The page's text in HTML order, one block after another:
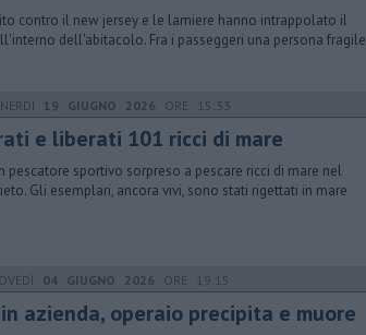
contro il new jersey e le lamiere hanno intrappolato il
dell'abitacolo. Fra i passeggeri una persona fragile
19 GIUGNO 2026 ORE 15:33
e liberati 101 ricci di mare
pescatore sportivo sorpreso a pescare ricci di mare nel
Gli esemplari, ancora vivi, sono stati rigettati in mare
04 GIUGNO 2026 ORE 19:15
azienda, operaio precipita e muore